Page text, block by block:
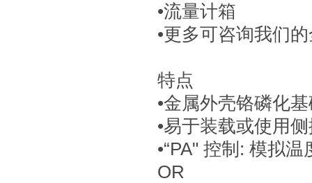
•流量计箱
•更多可咨询我们
特点
•金属外壳铬磷化
•易于装载或使用
•“PA" 控制: 模拟
OR